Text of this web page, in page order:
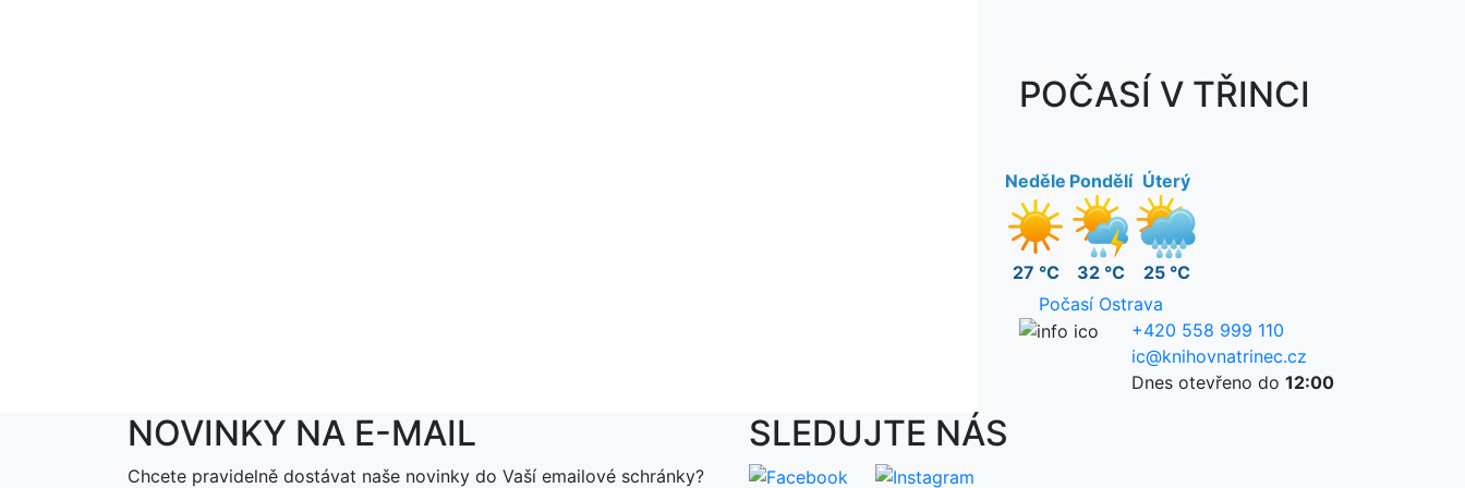
POČASÍ V TŘINCI
Neděle
27 °C
Pondělí
32 °C
Úterý
25 °C
Počasí Ostrava
+420 558 999 110
ic@knihovnatrinec.cz
Dnes otevřeno do 12:00
NOVINKY NA E-MAIL
Chcete pravidelně dostávat naše novinky do Vaší emailové schránky?
SLEDUJTE NÁS